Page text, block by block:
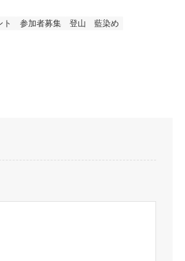
ト 参加者募集 登山 藍染め